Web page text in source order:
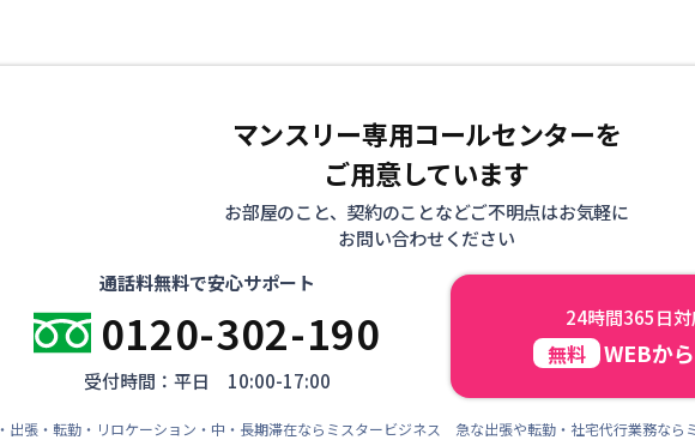
マンスリー専用コールセンターを
ご用意しています
お部屋のこと、契約のことなどご不明点はお気軽に
お問い合わせください
通話料無料で安心サポート
0120-302-190
受付時間：平日 10:00-17:00
24時間365日
無料 WEBか
出張・転勤・リロケーション・中・長期滞在ならミスタービジネス 急な出張や転勤・社宅代行業務なら